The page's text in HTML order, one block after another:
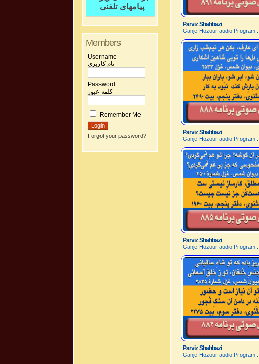
پیامهای تلفنی
Members
Username
نام کاربری
Password :
کلمه عبور
Remember Me
Forgot your password?
Parviz Shahbazi
Ganje Hozour audio Program ...
Parviz Shahbazi
Ganje Hozour audio Program ...
Parviz Shahbazi
Ganje Hozour audio Program ...
Parviz Shahbazi
Ganje Hozour audio Program ...